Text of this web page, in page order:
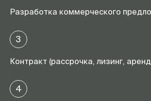
Разработка коммерческого
3
Контракт (рассрочка, лизинг,
4